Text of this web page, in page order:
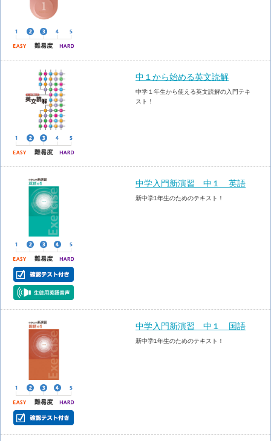
中１から始める英文読解
中学１年生から使える英文読解の入門テキ
スト！
中学入門新演習 中１ 英語
新中学1年生のためのテキスト！
中学入門新演習 中１ 国語
新中学1年生のためのテキスト！